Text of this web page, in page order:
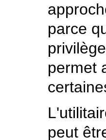
parce
permet
peut